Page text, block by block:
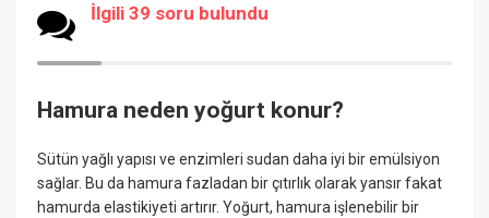
İlgili 39 soru bulundu
Hamura neden yoğurt konur?
Sütün yağlı yapısı ve enzimleri sudan daha iyi bir emülsiyon
sağlar. Bu da hamura fazladan bir çıtırlık olarak yansır fakat
hamurda elastikiyeti artırır. Yoğurt, hamura işlenebilir bir